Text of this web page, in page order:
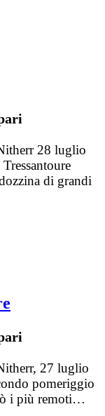
28 luglio
di grandi
27 luglio
pomeriggio
i più remoti…